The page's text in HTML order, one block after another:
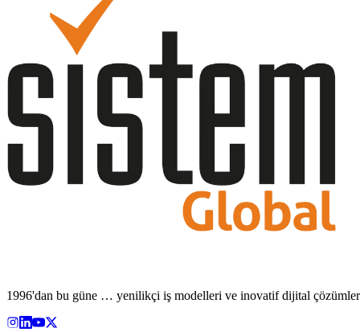
1996'dan bu güne … yenilikçi iş modelleri ve inovatif dijital